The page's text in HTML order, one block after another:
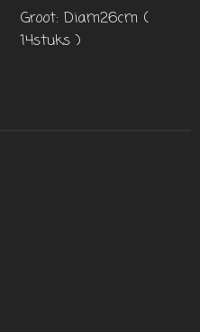
Groot: Diam26cm (
14stuks )